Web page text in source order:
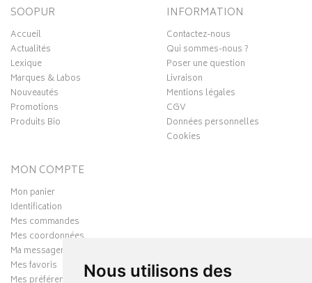
Nous utilisons des
SOOPUR
Accueil
Actualités
Lexique
Marques & Labos
Nouveautés
Promotions
Produits Bio
INFORMATION
Contactez-nous
Qui sommes-nous ?
Poser une question
Livraison
Mentions légales
CGV
Données personnelles
Cookies
MON COMPTE
Mon panier
Identification
Mes commandes
Mes coordonnées
Ma messagerie
Mes favoris